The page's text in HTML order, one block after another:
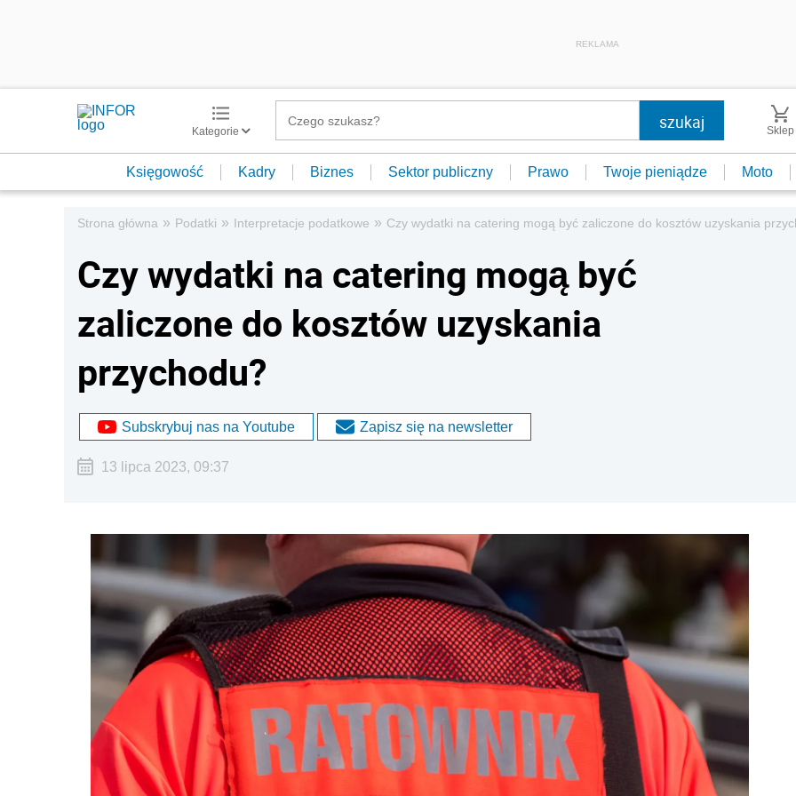
REKLAMA
Kategorie Sklep
Księgowość Kadry Biznes Sektor publiczny Prawo Twoje pieniądze Moto
Strona główna » Podatki » Interpretacje podatkowe » Czy wydatki na catering mogą być zaliczone do kosztów uzyskania
Czy wydatki na catering mogą być
zaliczone do kosztów uzyskania
przychodu?
Subskrybuj nas na Youtube Zapisz się na newsletter
13 lipca 2023, 09:37